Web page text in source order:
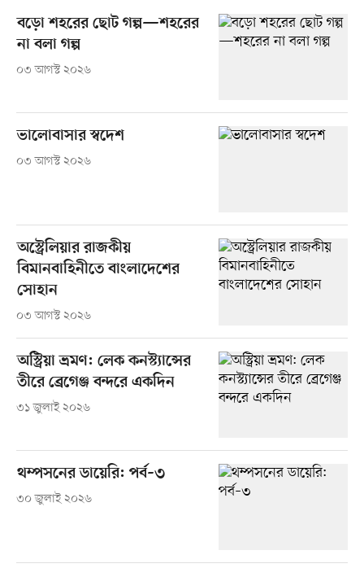
বড়ো শহরের ছোট গল্প—শহরের
না বলা গল্প
০৩ আগস্ট ২০২৬
ভালোবাসার স্বদেশ
০৩ আগস্ট ২০২৬
অস্ট্রেলিয়ার রাজকীয়
বিমানবাহিনীতে বাংলাদেশের
সোহান
০৩ আগস্ট ২০২৬
অস্ট্রিয়া ভ্রমণ: লেক কনস্ট্যান্সের
তীরে ব্রেগেঞ্জ বন্দরে একদিন
৩১ জুলাই ২০২৬
থম্পসনের ডায়েরি: পর্ব–৩
৩০ জুলাই ২০২৬